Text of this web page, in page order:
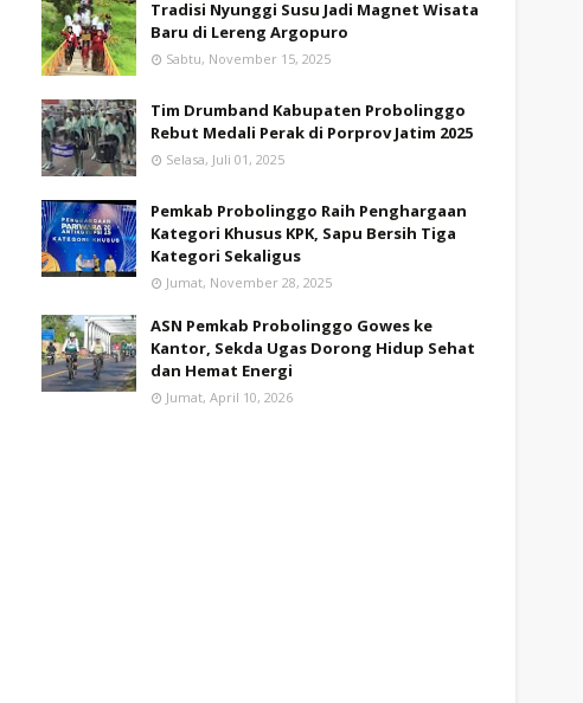
Tradisi Nyunggi Susu Jadi Magnet Wisata
Baru di Lereng Argopuro
Sabtu, November 15, 2025
Tim Drumband Kabupaten Probolinggo
Rebut Medali Perak di Porprov Jatim 2025
Selasa, Juli 01, 2025
Pemkab Probolinggo Raih Penghargaan
Kategori Khusus KPK, Sapu Bersih Tiga
Kategori Sekaligus
Jumat, November 28, 2025
ASN Pemkab Probolinggo Gowes ke
Kantor, Sekda Ugas Dorong Hidup Sehat
dan Hemat Energi
Jumat, April 10, 2026